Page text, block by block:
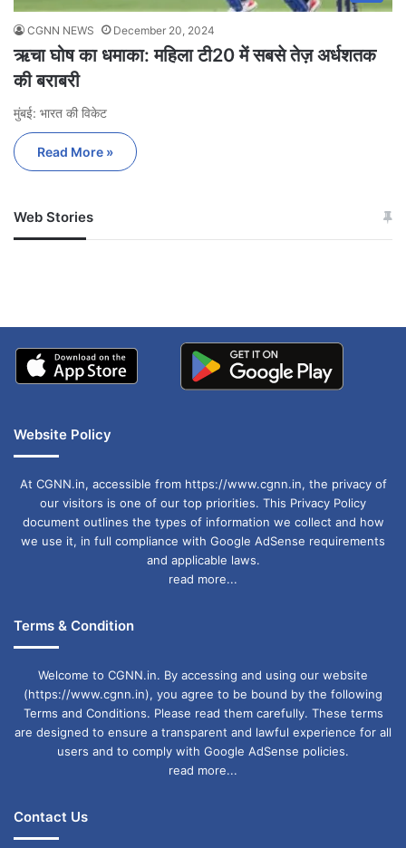
CGNN NEWS December 20, 2024
ऋचा घोष का धमाका: महिला टी20 में सबसे तेज़ अर्धशतक
की बराबरी
मुंबई: भारत की विकेट
Read More »
Web Stories
जम्मू-कश्मीर में बारिश से
अपडेट
खाई में धक्का… आरोपियों ने
Website Policy
At CGNN.in, accessible from https://www.cgnn.in, the privacy of
our visitors is one of our top priorities. This Privacy Policy
document outlines the types of information we collect and how
we use it, in full compliance with Google AdSense requirements
and applicable laws.
read more...
Terms & Condition
Welcome to CGNN.in. By accessing and using our website
(https://www.cgnn.in), you agree to be bound by the following
Terms and Conditions. Please read them carefully. These terms
are designed to ensure a transparent and lawful experience for all
users and to comply with Google AdSense policies.
read more...
Contact Us